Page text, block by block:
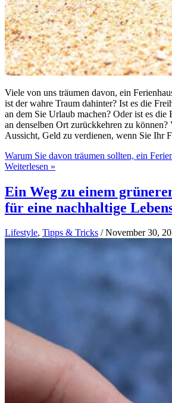
Viele von uns träumen davon, ein
ist der wahre Traum dahinter? Ist es die
an dem Sie Urlaub machen? Oder ist es
an denselben Ort zurückkehren zu
Aussicht, Geld zu verdienen, wenn Sie Ihr
Warum Sie davon träumen sollten, ein
Weiterlesen »
Ein Weg zu einem
für eine nachhaltige
Lifestyle, Tipps & Tricks /November 30,